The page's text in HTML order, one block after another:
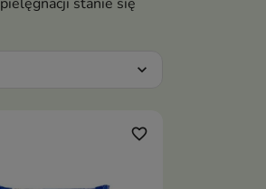
expand_more
favorite_border